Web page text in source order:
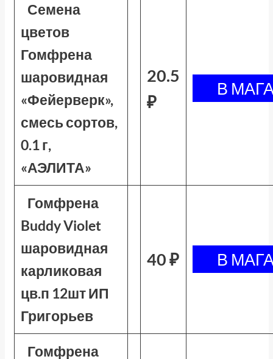
Семена
цветов
Гомфрена
шаровидная
«Фейерверк»,
смесь сортов,
0.1 г,
«АЭЛИТА»
20.5
₽
Гомфрена
Buddy Violet
шаровидная
карликовая
цв.п 12шт ИП
Григорьев
40 ₽
Гомфрена